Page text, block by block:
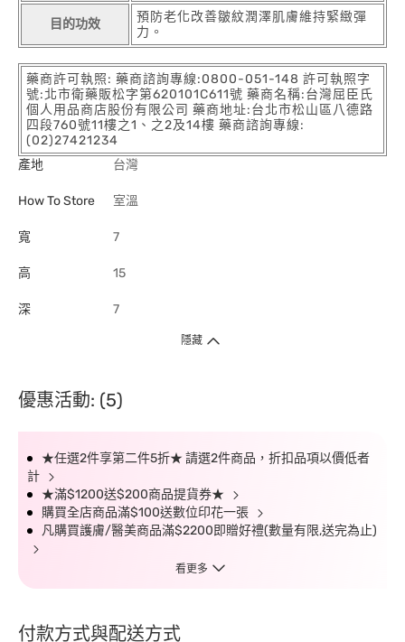
目的功效
預防老化改善皺紋潤澤肌膚維持緊緻彈
力。
藥商許可執照: 藥商諮詢專線:0800-051-148 許可執照字
號:北市衛藥販松字第620101C611號 藥商名稱:台灣屈臣氏
個人用品商店股份有限公司 藥商地址:台北市松山區八德路
四段760號11樓之1、之2及14樓 藥商諮詢專線:
(02)27421234
產地
台灣
How To Store 室溫
寬 7
高 15
深 7
隱藏
優惠活動: (5)
★任選2件享第二件5折★ 請選2件商品，折扣品項以價低者
計
★滿$1200送$200商品提貨券★
購買全店商品滿$100送數位印花一張
凡購買護膚/醫美商品滿$2200即贈好禮(數量有限,送完為止)
看更多
付款方式與配送方式